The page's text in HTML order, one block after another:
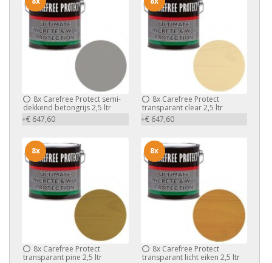
8x Carefree Protect semi-
dekkend betongrijs 2,5 ltr
+€ 647,60
8xCarefree Protect
transparant clear 2,5 ltr
+€ 647,60
8x Carefree Protect
transparant pine 2,5 ltr
8x
8xCarefree Protect
transparant licht eiken 2,5 ltr
8x